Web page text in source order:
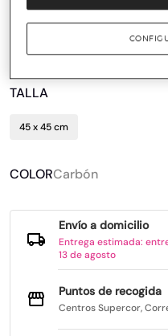
Cojín decorativo
TALLA
45 x 45 cm
COLORCarbón
Envío a domicilio
Entrega estimada:
13 de agosto
Puntos de recogida
Centros Supercor,